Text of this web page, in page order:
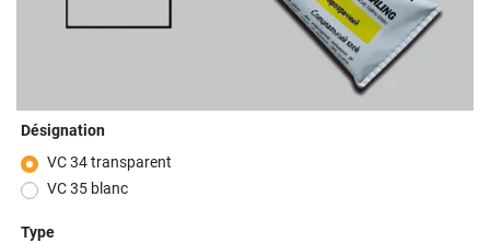
Désignation
VC 34 transparent
VC 35 blanc
Type